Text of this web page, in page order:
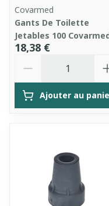
Covarmed
Gants De Toilette
Jetables 100
18,38 €
Ajouter au